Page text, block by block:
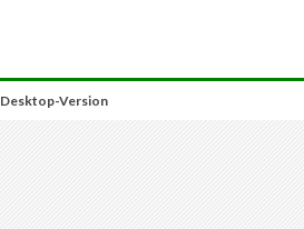
Desktop-Version